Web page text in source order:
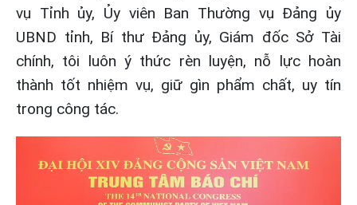
vụ Tỉnh ủy, Ủy viên Ban Thường vụ Đảng ủy
UBND tỉnh, Bí thư Đảng ủy, Giám đốc Sở Tài
chính, tôi luôn ý thức rèn luyện, nỗ lực hoàn
thành tốt nhiệm vụ, giữ gìn phẩm chất, uy tín
trong công tác.